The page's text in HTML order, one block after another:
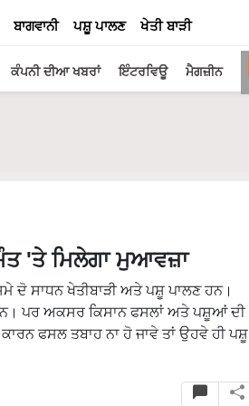
ਬਾਗਵਾਨੀ ਪਸ਼ੂ ਪਾਲਣ ਖੇਤੀ ਬਾੜੀ
ਕੰਪਨੀ ਦੀਆ ਖਬਰਾਂ ਇੰਟਰਵਿਊ ਮੈਗਜ਼ੀਨ
'ਤੇ ਮਿਲੇਗਾ ਮੁਆਵਜ਼ਾ
ਦੋ ਸਾਧਨ ਖੇਤੀਬਾੜੀ ਅਤੇ ਪਸ਼ੂ ਪਾਲਣ ਹਨ।
ਪਰ ਅਕਸਰ ਕਿਸਾਨ ਫਸਲਾਂ ਅਤੇ ਪਸ਼ੂਆਂ ਦੀ
ਫਸਲ ਤਬਾਹ ਨਾ ਹੋ ਜਾਵੇ ਤਾਂ ਉਹਵੇ ਹੀ ਪਸ਼ੂ